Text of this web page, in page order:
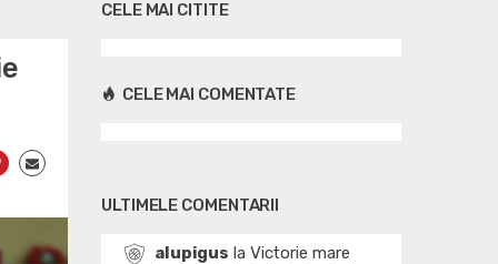
CELE MAI CITITE
CELE MAI COMENTATE
ULTIMELE COMENTARII
alupigus la Victorie mare